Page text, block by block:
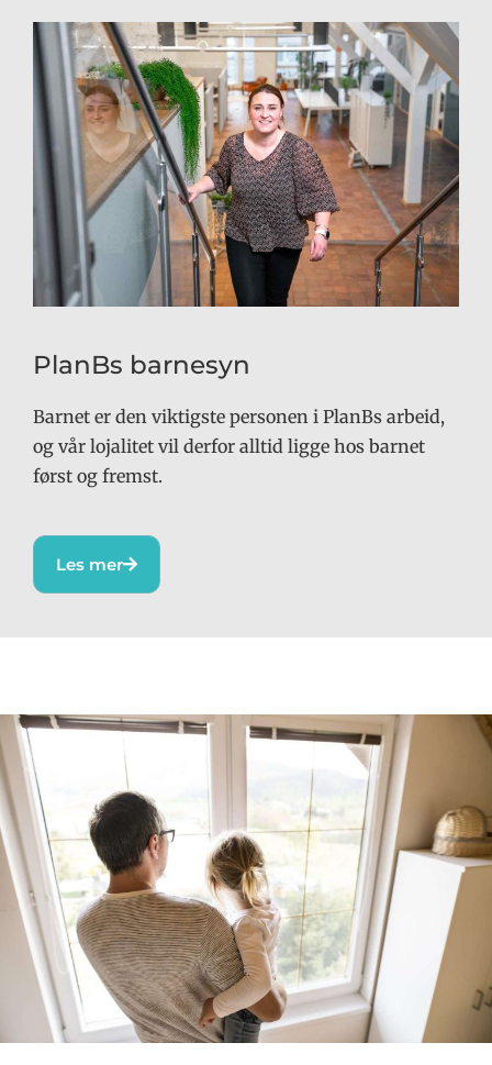
PlanBs barnesyn
Barnet er den viktigste personen i PlanBs arbeid,
og vår lojalitet vil derfor alltid ligge hos barnet
først og fremst.
Les mer